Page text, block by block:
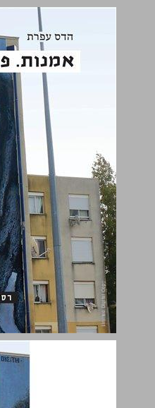
אמנות. פעולה. עיר ... 0